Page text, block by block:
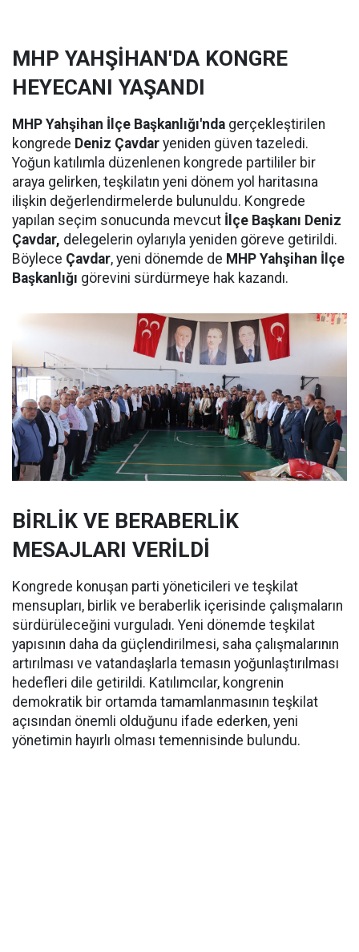
MHP YAHŞİHAN'DA KONGRE
HEYECANI YAŞANDI
MHP Yahşihan İlçe Başkanlığı'nda gerçekleştirilen
kongrede Deniz Çavdar yeniden güven tazeledi.
Yoğun katılımla düzenlenen kongrede partililer bir
araya gelirken, teşkilatın yeni dönem yol haritasına
ilişkin değerlendirmelerde bulunuldu. Kongrede
yapılan seçim sonucunda mevcut İlçe Başkanı Deniz
Çavdar, delegelerin oylarıyla yeniden göreve getirildi.
Böylece Çavdar, yeni dönemde de MHP Yahşihan İlçe
Başkanlığı görevini sürdürmeye hak kazandı.
BİRLİK VE BERABERLİK
MESAJLARI VERİLDİ
Kongrede konuşan parti yöneticileri ve teşkilat
mensupları, birlik ve beraberlik içerisinde çalışmaların
sürdürüleceğini vurguladı. Yeni dönemde teşkilat
yapısının daha da güçlendirilmesi, saha çalışmalarının
artırılması ve vatandaşlarla temasın yoğunlaştırılması
hedefleri dile getirildi. Katılımcılar, kongrenin
demokratik bir ortamda tamamlanmasının teşkilat
açısından önemli olduğunu ifade ederken, yeni
yönetimin hayırlı olması temennisinde bulundu.